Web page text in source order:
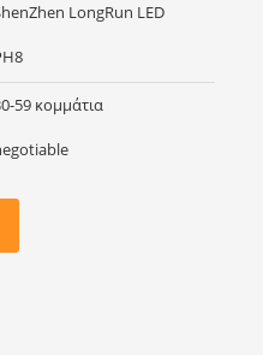
LongRun LED
59 κομμάτια